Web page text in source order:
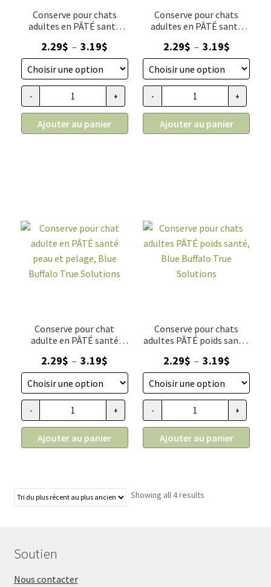
Conserve pour chats
adultes en PÂTÉ santé
Solutions
2.29$ – 3.19$
de
prix :
2.29$
à
3.19$
quantité de Conserve pour chats adultes en PÂTÉ santé
- +
Ajouter au panier
Conserve pour chats
adultes en PÂTÉ santé
True Solutions
2.29$ – 3.19$Plage
de
prix :
2.29$
à
3.19$
quantité de Conserve pour
- +
Ajouter au panier
Conserve pour chat
adulte en PÂTÉ santé
Buffalo True Solutions
2.29$ – 3.19$
de
prix :
2.29$
à
3.19$
quantité de Conserve pour chat adulte en PÂTÉ santé peau
- +
Ajouter au panier
Conserve pour chats
adultes PÂTÉ poids santé,
Solutions
2.29$ – 3.19$Plage
de
prix :
2.29$
à
3.19$
quantité de Conserve pour
- +
Ajouter au panier
Showing all 4 results
Soutien
Nous contacter